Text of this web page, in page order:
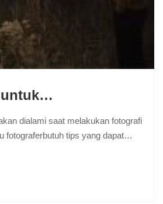
untuk…
dialami saat melakukan fotografi
fotograferbutuh tips yang dapat…